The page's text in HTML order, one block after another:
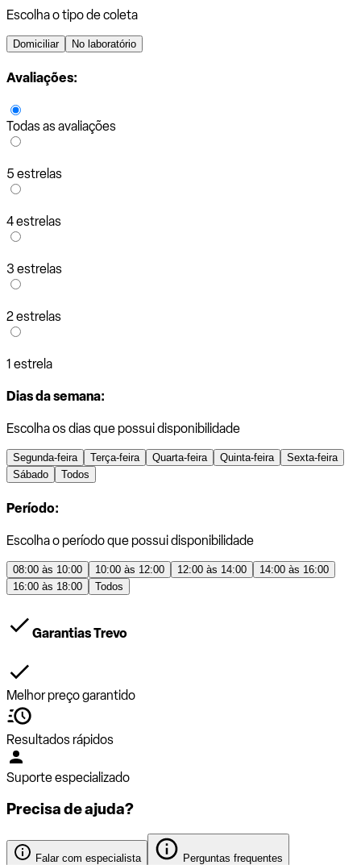
Escolha o tipo de coleta
Domiciliar No laboratório
Avaliações:
Todas as avaliações
5 estrelas
4 estrelas
3 estrelas
2 estrelas
1 estrela
Dias da semana:
Escolha os dias que possui disponibilidade
Segunda-feira Terça-feira Quarta-feira Quinta-feira
Sexta-feira
Sábado
Todos
Período:
Escolha o período que possui disponibilidade
08:00 às 10:00 10:00 às 12:00 12:00 às 14:00
14:00 às 16:00
16:00 às 18:00
Todos
Garantias Trevo
Melhor preço garantido
Resultados rápidos
Suporte especializado
Precisa de ajuda?
Falar com especialista Perguntas frequentes